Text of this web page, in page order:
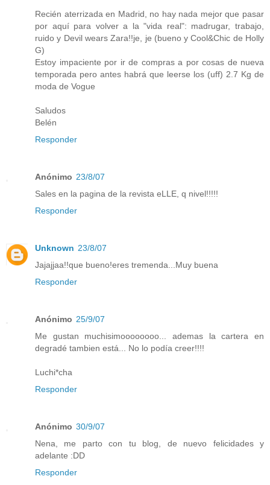
Recién aterrizada en Madrid, no hay nada mejor que pasar
por aquí para volver a la "vida real": madrugar, trabajo,
ruido y Devil wears Zara!!je, je (bueno y Cool&Chic de Holly
G)
Estoy impaciente por ir de compras a por cosas de nueva
temporada pero antes habrá que leerse los (uff) 2.7 Kg de
moda de Vogue
Saludos
Belén
Responder
Anónimo 23/8/07
Sales en la pagina de la revista eLLE, q nivel!!!!!
Responder
Unknown 23/8/07
Jajajjaa!!que bueno!eres tremenda...Muy buena
Responder
Anónimo 25/9/07
Me gustan muchisimoooooooo... ademas la cartera en
degradé tambien está... No lo podía creer!!!!
Luchi*cha
Responder
Anónimo 30/9/07
Nena, me parto con tu blog, de nuevo felicidades y
adelante :DD
Responder